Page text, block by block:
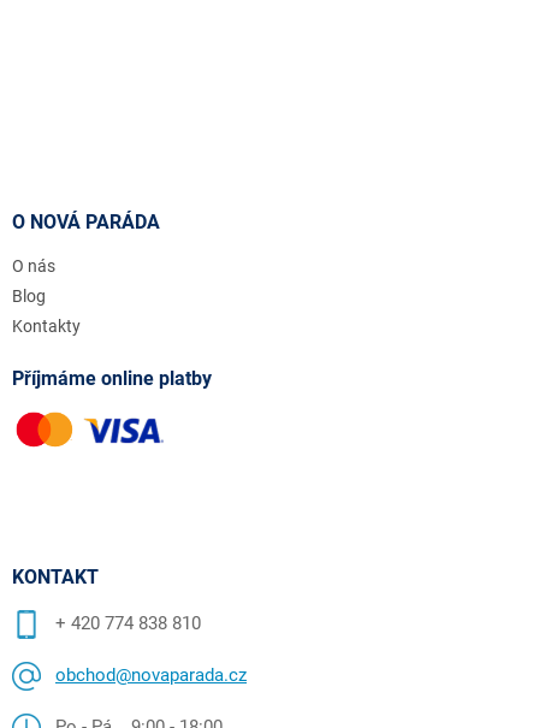
O NOVÁ PARÁDA
O nás
Blog
Kontakty
Příjmáme online platby
KONTAKT
+ 420 774 838 810
obchod@novaparada.cz